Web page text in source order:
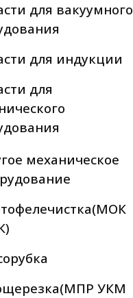
для вакуумного
для индукции
для
механическое
УКМ